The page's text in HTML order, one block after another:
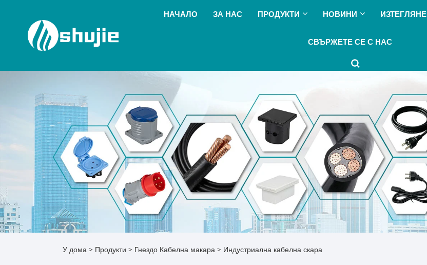
НАЧАЛО ЗА НАС ПРОДУКТИ НОВИНИ ИЗТЕГЛЯНЕ
СВЪРЖЕТЕ СЕ С НАС
У дома > Продукти > Гнездо Кабелна макара > Индустриална кабелна скара